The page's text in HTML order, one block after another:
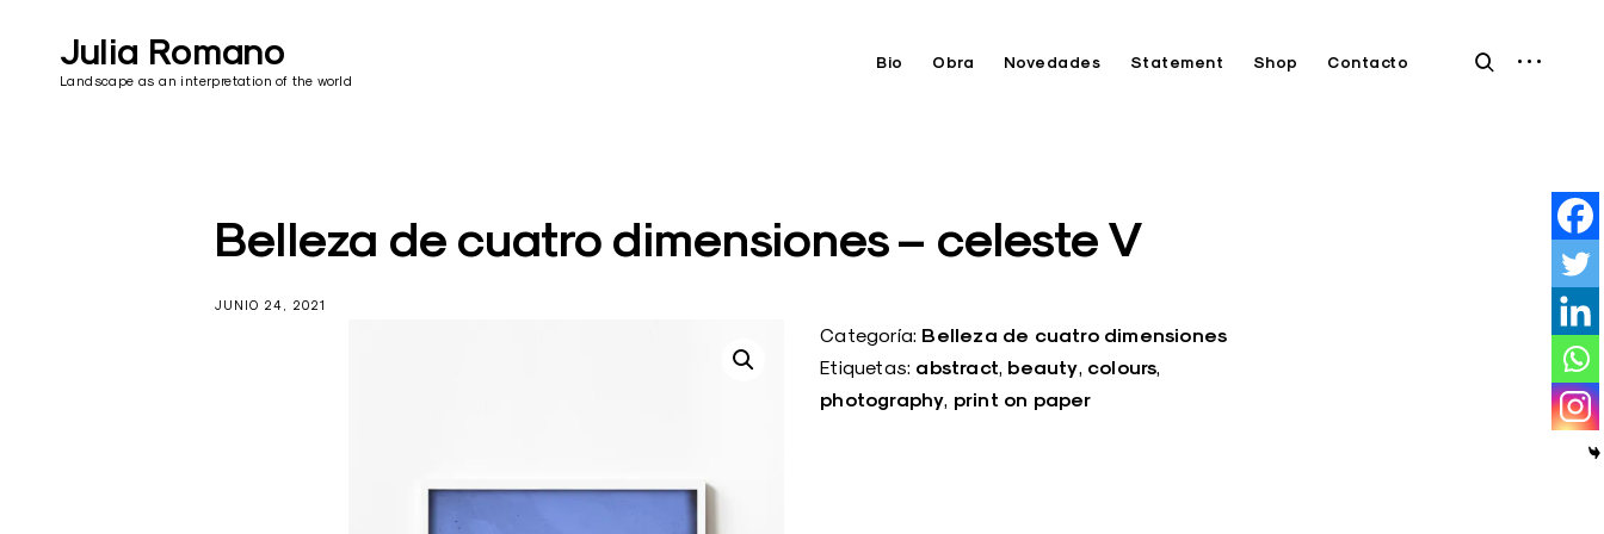
contentJulia Romano
Landscape as an interpretation of the world
Bio Obra Novedades Statement Shop Contacto
open
open
Belleza de cuatro dimensiones – celeste V
JUNIO 24, 2021
Categoría: Belleza de cuatro dimensiones
Etiquetas: abstract, beauty, colours,
photography, print on paper